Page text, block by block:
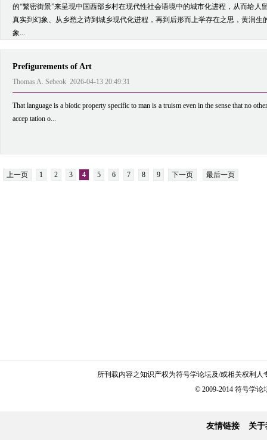
的“繁密街景”来呈现中国西部乡村在现代性社会语境中的城市化进程，从而给人
真实到幻象、从乡愁之诗到城乡现代化进程，再到后形而上学存在之思，黄润生
象...
Prefigurements of Art
Thomas A. Sebeok 2026-04-13 20:49:31
That language is a biotic property specific to man is a truism even in the sense that no
accep tation o...
上一页 1 2 3 4 5 6 7 8 9 下一页 最后一页
所刊载内容之知识产权为符号学论坛及/或相关权利
© 2009-2014 符号学论
友情链接 关于